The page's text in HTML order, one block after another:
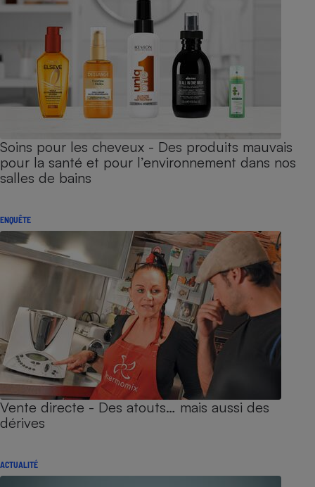
Soins pour les cheveux - Des produits mauvais
pour la santé et pour l’environnement dans nos
salles de bains
ENQUÊTE
Vente directe - Des atouts… mais aussi des
dérives
ACTUALITÉ